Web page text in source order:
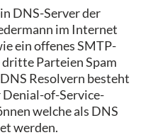
DNS-Server der
im Internet
ein offenes SMTP-
Parteien Spam
Resolvern besteht
Denial-of-Service-
welche als DNS
werden.